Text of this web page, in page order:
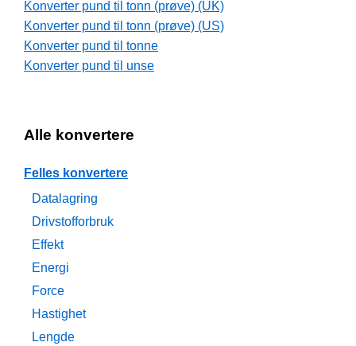
Konverter pund til tonn (prøve) (UK)
Konverter pund til tonn (prøve) (US)
Konverter pund til tonne
Konverter pund til unse
Alle konvertere
Felles konvertere
Datalagring
Drivstofforbruk
Effekt
Energi
Force
Hastighet
Lengde